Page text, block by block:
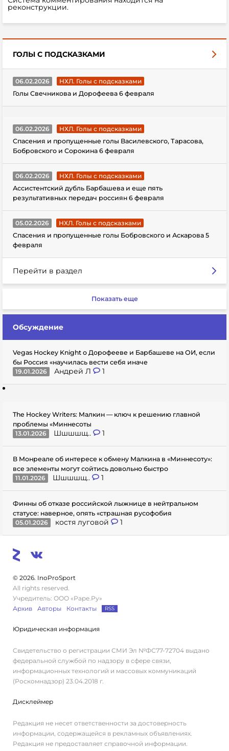
реконструкции.
ГОЛЫ С ПОДСКАЗКАМИ
06.02.2026
НХЛ. Голы с подсказками
Голы Свечникова и Дорофеева 6 февраля
06.02.2026
НХЛ. Голы с подсказками
Спасения и пропущенные голы Василевского, Тарасова,
Бобровского и Сорокина 6 февраля
06.02.2026
НХЛ. Голы с подсказками
Ассистентский дубль Барбашева и еще пять
результативных передач россиян 6 февраля
05.02.2026
НХЛ. Голы с подсказками
Спасения и пропущенные голы Бобровского и Аскарова 5
февраля
Перейти в раздел
Показать еще
Обсуждение
Vegas Hockey Knight о Дорофееве и Барбашеве на ОИ, если
бы Россия «научилась вести себя иначе
19.01.2026
Андрей Л 1
The Hockey Writers: Малкин — ключ к решению главной
проблемы «Миннесоты
13.01.2026
Шшшшщ.. 1
В Монреале об интересе к обмену Малкина в «Миннесоту»:
все элементы могут сойтись довольно быстро
11.01.2026
Шшшшщ.. 1
Финны об отказе российской лыжнице в нейтральном
статусе: наверное, опять «страшная русофобия
05.01.2026
костя луговой 1
© 2026. InoProSport
All rights reserved.
Учредитель: ООО «Раре.Ру»
Архив
Авторы Контакты RSS
Юридическая информация
Свидетельство о регистрации СМИ Эл №ФС77-72704 выдано
федеральной службой по надзору в сфере связи,
информационных технологий и массовых коммуникаций
(Роскомнадзор) 23.04.2018 г.
Дисклеймер
Редакция не несет ответственности за достоверность
информации, содержащейся в рекламных объявлениях.
Редакция не предоставляет справочной информации.